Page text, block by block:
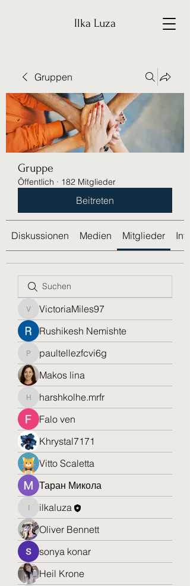
Ilka Luza
Gruppen
Gruppe
Öffentlich · 182 Mitglieder
Beitreten
Diskussionen Medien Mitglieder Info
VictoriaMiles97
VictoriaMiles97
Rushikesh Nemishte
paultellezfcvi6g
paultellezfcvi6g
Makos lina
harshkolhe.mrfr
harshkolhe.mrfr
Falo ven
Khrystal7171
Vitto Scaletta
Таран Микола
ilkaluzailkaluza
Oliver Bennett
sonya konar
Heil Krone